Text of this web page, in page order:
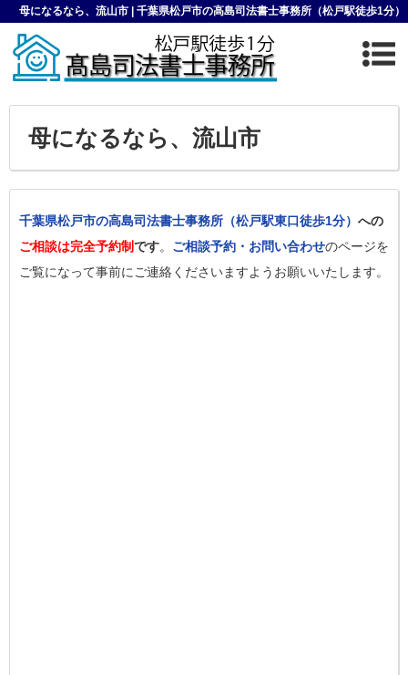
母になるなら、流山市 | 千葉県松戸市の高島司法書士事務所（松戸駅徒歩1分）
母になるなら、流山市
千葉県松戸市の高島司法書士事務所（松戸駅東口徒歩1分） への
ご相談は完全予約制です。 ご相談予約・お問い合わせのページを
ご覧になって事前にご連絡くださいますようお願いいたします。